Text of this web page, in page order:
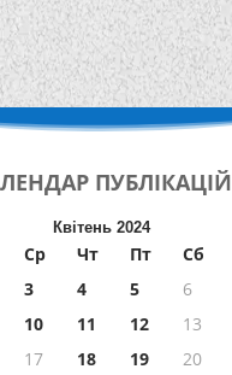
ПУБЛІКАЦІЙ
Квітень 2024
Ср Чт Пт Сб
3 4 5 6
10 11 12 13
17 18 19 20